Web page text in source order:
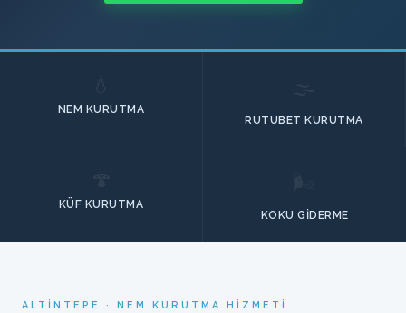
NEM KURUTMA
RUTUBET KURUTMA
KÜF KURUTMA
KOKU GIDERME
ALTINTEPE · NEM KURUTMA HIZMETI